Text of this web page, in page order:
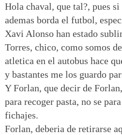
Hola chaval, que tal?, pues
ademas borda el futbol,
Xavi Alonso han estado
Torres, chico, como somos
atletica en el autobus hace
y bastantes me los guardo
Y Forlan, que decir de
para recoger pasta, no se
fichajes.
Forlan, deberia de retirarse